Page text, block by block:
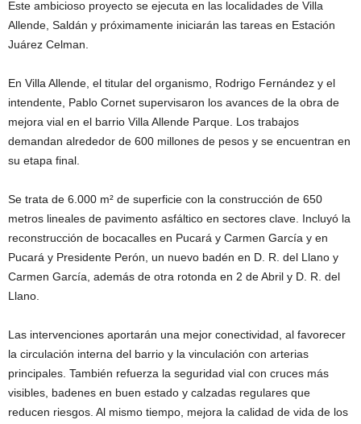
Este ambicioso proyecto se ejecuta en las localidades de Villa
Allende, Saldán y próximamente iniciarán las tareas en Estación
Juárez Celman.
En Villa Allende, el titular del organismo, Rodrigo Fernández y el
intendente, Pablo Cornet supervisaron los avances de la obra de
mejora vial en el barrio Villa Allende Parque. Los trabajos
demandan alrededor de 600 millones de pesos y se encuentran en
su etapa final.
Se trata de 6.000 m² de superficie con la construcción de 650
metros lineales de pavimento asfáltico en sectores clave. Incluyó la
reconstrucción de bocacalles en Pucará y Carmen García y en
Pucará y Presidente Perón, un nuevo badén en D. R. del Llano y
Carmen García, además de otra rotonda en 2 de Abril y D. R. del
Llano.
Las intervenciones aportarán una mejor conectividad, al favorecer
la circulación interna del barrio y la vinculación con arterias
principales. También refuerza la seguridad vial con cruces más
visibles, badenes en buen estado y calzadas regulares que
reducen riesgos. Al mismo tiempo, mejora la calidad de vida de los